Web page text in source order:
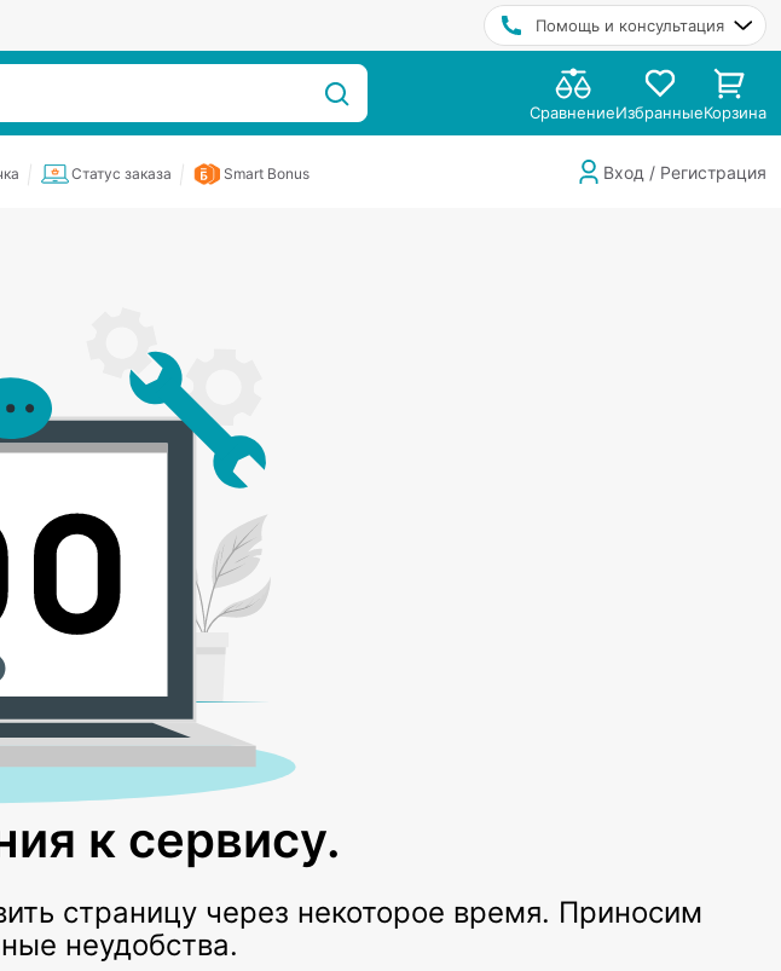
Помощь и консультация
СравнениеИзбранныеКорзина
Статус заказа Smart Bonus Вход / Регистрация
к сервису.
страницу через некоторое время. Приносим
неудобства.